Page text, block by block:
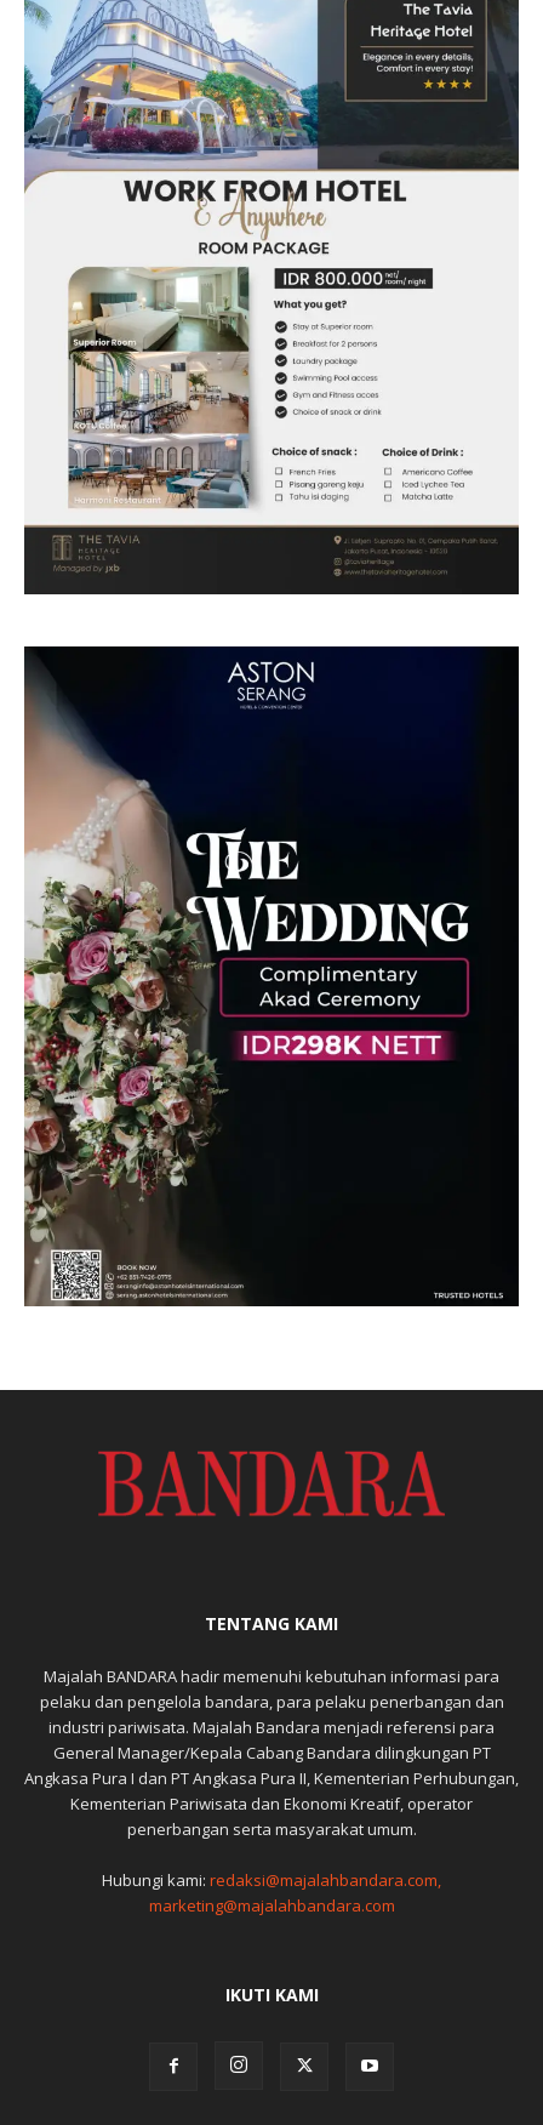
TENTANG KAMI
Majalah BANDARA hadir memenuhi kebutuhan informasi para
pelaku dan pengelola bandara, para pelaku penerbangan dan
industri pariwisata. Majalah Bandara menjadi referensi para
General Manager/Kepala Cabang Bandara dilingkungan PT
Angkasa Pura I dan PT Angkasa Pura II, Kementerian Perhubungan,
Kementerian Pariwisata dan Ekonomi Kreatif, operator
penerbangan serta masyarakat umum.
Hubungi kami: redaksi@majalahbandara.com,
marketing@majalahbandara.com
IKUTI KAMI